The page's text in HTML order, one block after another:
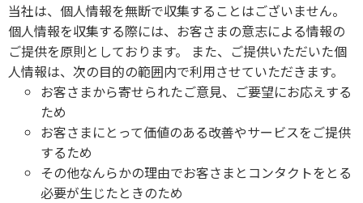
当社は、個人情報を無断で収集することはございません。
個人情報を収集する際には、お客さまの意志による情報の
ご提供を原則としております。 また、ご提供いただいた個
人情報は、次の目的の範囲内で利用させていただきます。
お客さまから寄せられたご意見、ご要望にお応えする
ため
お客さまにとって価値のある改善やサービスをご提供
するため
その他なんらかの理由でお客さまとコンタクトをとる
必要が生じたときのため